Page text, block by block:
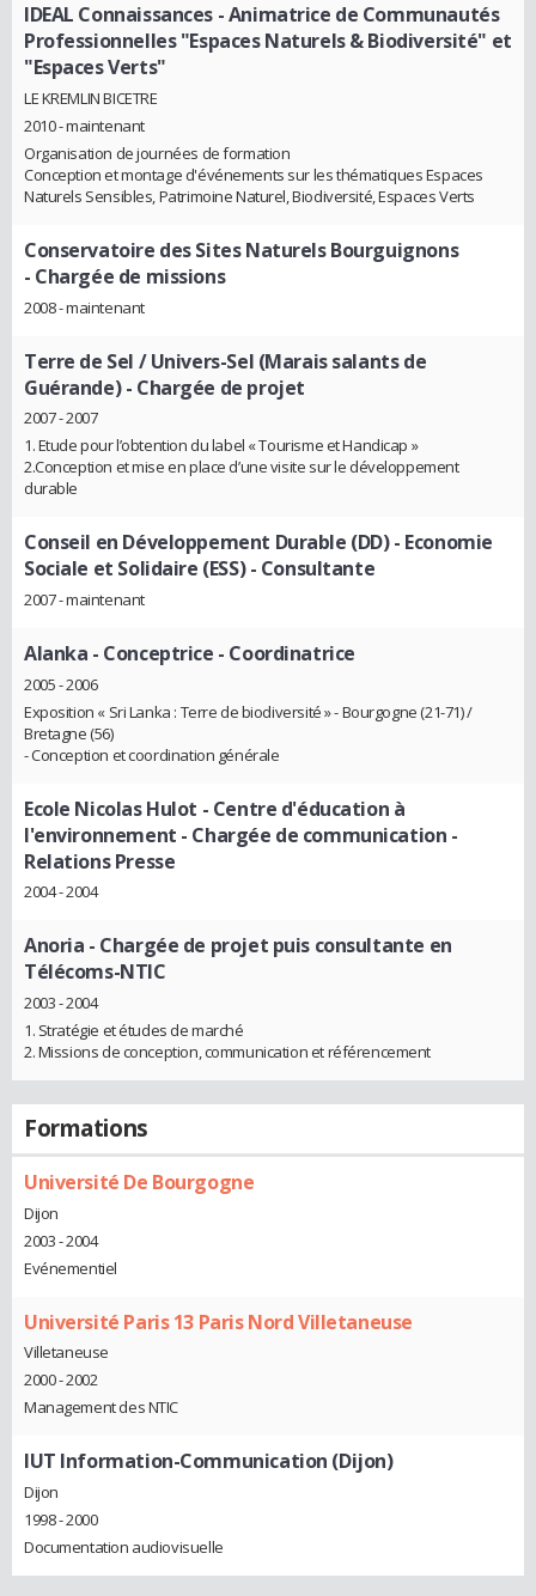
IDEAL Connaissances - Animatrice de Communautés
Professionnelles "Espaces Naturels & Biodiversité" et
"Espaces Verts"
LE KREMLIN BICETRE
2010 - maintenant
Organisation de journées de formation
Conception et montage d'événements sur les thématiques Espaces
Naturels Sensibles, Patrimoine Naturel, Biodiversité, Espaces Verts
Conservatoire des Sites Naturels Bourguignons
- Chargée de missions
2008 - maintenant
Terre de Sel / Univers-Sel (Marais salants de
Guérande)- Chargée de projet
2007 - 2007
1. Etude pour l’obtention du label « Tourisme et Handicap »
2.Conception et mise en place d’une visite sur le développement
durable
Conseil en Développement Durable (DD) - Economie
Sociale et Solidaire (ESS)- Consultante
2007 - maintenant
Alanka - Conceptrice - Coordinatrice
2005 - 2006
Exposition « Sri Lanka : Terre de biodiversité » - Bourgogne (21-71) /
Bretagne (56)
- Conception et coordination générale
Ecole Nicolas Hulot - Centre d'éducation à
l'environnement - Chargée de communication -
Relations Presse
2004 - 2004
Anoria - Chargée de projet puis consultante en
Télécoms-NTIC
2003 - 2004
1. Stratégie et études de marché
2. Missions de conception, communication et référencement
Formations
Université De Bourgogne
Dijon
2003 - 2004
Evénementiel
Université Paris 13 Paris Nord Villetaneuse
Villetaneuse
2000 - 2002
Management des NTIC
IUT Information-Communication (Dijon)
Dijon
1998 - 2000
Documentation audiovisuelle